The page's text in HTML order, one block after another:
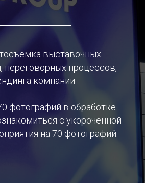
выставочных
переговорных процессов,
компании
фотографий в обработке.
с укороченной
на 70 фотографий.